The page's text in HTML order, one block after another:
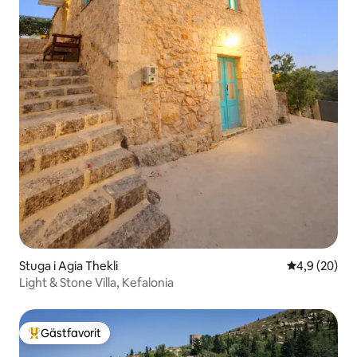
Stuga i Agia Thekli 4,9 av 5 i
4,9 (20)
Light & Stone Villa, Kefalonia
Populär gästfavorit
Gästfavorit